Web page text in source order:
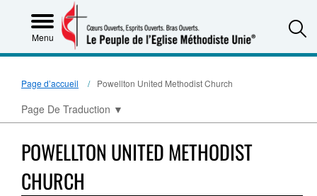
Menu
Page d’accueil Powellton United Methodist Church
Page De Traduction ▼
POWELLTON UNITED METHODIST
CHURCH